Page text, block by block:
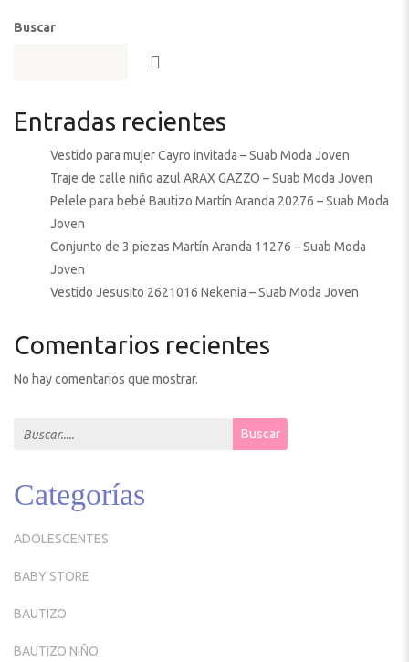
Buscar
Entradas recientes
Vestido para mujer Cayro invitada – Suab Moda Joven
Traje de calle niño azul ARAX GAZZO – Suab Moda Joven
Pelele para bebé Bautizo Martín Aranda 20276 – Suab Moda
Joven
Conjunto de 3 piezas Martín Aranda 11276 – Suab Moda
Joven
Vestido Jesusito 2621016 Nekenia – Suab Moda Joven
Comentarios recientes
No hay comentarios que mostrar.
Search for: Buscar
Categorías
ADOLESCENTES
BABY STORE
BAUTIZO
BAUTIZO NIÑO